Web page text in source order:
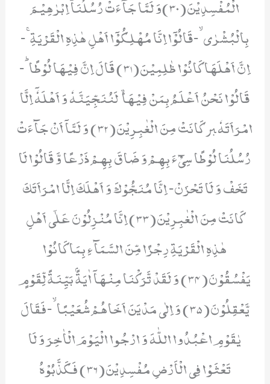
بِالْبُشْرٰىۙ-قَالُوْۤا اِنَّا مُهْلِكُوْۤا اَهْلِ هٰذِهِ الْقَرْیَةِۚ-
اِنَّ اَهْلَهَا كَانُوْا ظٰلِمِیْنَ(31) قَالَ اِنَّ فِیْهَا لُوْطًاؕ-
قَالُوْا نَحْنُ اَعْلَمُ بِمَنْ فِیْهَا ﱞ لَنُنَجِّیَنَّهٗ وَ اَهْلَهٗۤ اِلَّا
امْرَاَتَهٗ ﱪ كَانَتْ مِنَ الْغٰبِرِیْنَ(32) وَ لَمَّاۤ اَنْ جَآءَتْ
رُسُلُنَا لُوْطًا سِیْٓءَ بِهِمْ وَ ضَاقَ بِهِمْ ذَرْعًا وَّ قَالُوْا لَا
تَخَفْ وَ لَا تَحْزَنْ- اِنَّا مُنَجُّوْكَ وَ اَهْلَكَ اِلَّا امْرَاَتَكَ
كَانَتْ مِنَ الْغٰبِرِیْنَ(33) اِنَّا مُنْزِلُوْنَ عَلٰۤى اَهْلِ
هٰذِهِ الْقَرْیَةِ رِجْزًا مِّنَ السَّمَآءِ بِمَا كَانُوْا
یَفْسُقُوْنَ(34) وَ لَقَدْ تَّرَكْنَا مِنْهَاۤ اٰیَةًۢ بَیِّنَةً لِّقَوْمٍ
یَّعْقِلُوْنَ(35) وَ اِلٰى مَدْیَنَ اَخَاهُمْ شُعَیْبًاۙ-فَقَالَ
یٰقَوْمِ اعْبُدُوا اللّٰهَ وَ ارْجُوا الْیَوْمَ الْاٰخِرَ وَ لَا
تَعْثَوْا فِی الْاَرْضِ مُفْسِدِیْنَ(36) فَكَذَّبُوْهُ